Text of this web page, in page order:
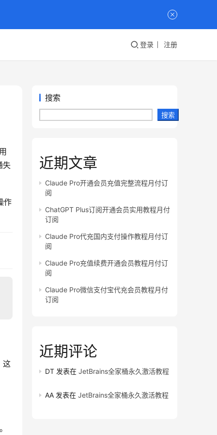
登录 注册
失
作
这
搜索
搜索
近期文章
Claude Pro开通会员充值完整流程月付订
阅
ChatGPT Plus订阅开通会员实用教程月付
订阅
Claude Pro代充国内支付操作教程月付订
阅
Claude Pro充值续费开通会员教程月付订
阅
Claude Pro微信支付宝代充会员教程月付
订阅
近期评论
DT 发表在 JetBrains全家桶永久激活教程
AA 发表在 JetBrains全家桶永久激活教程